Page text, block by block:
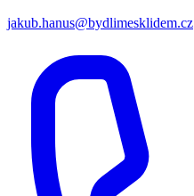
jakub.hanus@bydlimesklidem.cz